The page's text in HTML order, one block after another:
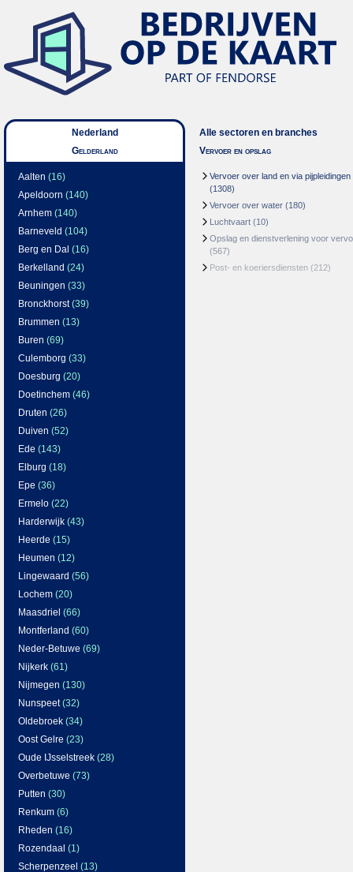
Nederland
Gelderland
Aalten (16)
Apeldoorn (140)
Arnhem (140)
Barneveld (104)
Berg en Dal (16)
Berkelland (24)
Beuningen (33)
Bronckhorst(39)
Brummen (13)
Buren (69)
Culemborg (33)
Doesburg (20)
Doetinchem (46)
Druten (26)
Duiven (52)
Ede (143)
Elburg (18)
Epe (36)
Ermelo (22)
Harderwijk (43)
Heerde (15)
Heumen (12)
Lingewaard (56)
Lochem (20)
Maasdriel (66)
Montferland (60)
Neder-Betuwe (69)
Nijkerk (61)
Nijmegen (130)
Nunspeet(32)
Oldebroek (34)
Oost Gelre (23)
Oude IJsselstreek (28)
Overbetuwe (73)
Putten (30)
Renkum (6)
Rheden (16)
Rozendaal (1)
Scherpenzeel (13)
Alle sectoren en branches
Vervoer en opslag
Vervoer over land en via pijpleidingen
(1308)
Vervoer over water (180)
Luchtvaart (10)
Opslag en dienstverlening voor
(567)
Post- en koeriersdiensten (212)